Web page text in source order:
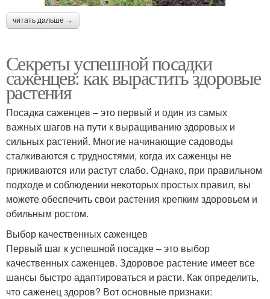
читать дальше →
Секреты успешной посадки
саженцев: как вырастить здоровые
растения
Посадка саженцев – это первый и один из самых
важных шагов на пути к выращиванию здоровых и
сильных растений. Многие начинающие садоводы
сталкиваются с трудностями, когда их саженцы не
приживаются или растут слабо. Однако, при правильном
подходе и соблюдении некоторых простых правил, вы
можете обеспечить свои растения крепким здоровьем и
обильным ростом.
Выбор качественных саженцев
Первый шаг к успешной посадке – это выбор
качественных саженцев. Здоровое растение имеет все
шансы быстро адаптироваться и расти. Как определить,
что саженец здоров? Вот основные признаки: